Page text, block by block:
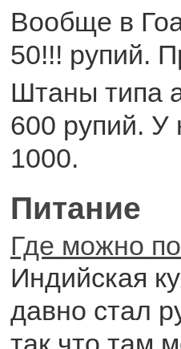
Вообще в
50!!! рупий.
Штаны типа
600 рупий. У
1000.
Питание
Где можно
Индийская
давно стал